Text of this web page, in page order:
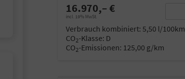
16.970,– €
incl. 19% MwSt.
Verbrauch kombiniert: 5,50 l/100km
CO2-Klasse: D
CO2-Emissionen: 125,00 g/km